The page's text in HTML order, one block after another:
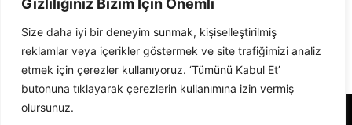
Gizliliğiniz Bizim İçin Önemli
Size daha iyi bir deneyim sunmak, kişiselleştirilmiş
reklamlar veya içerikler göstermek ve site trafiğimizi analiz
etmek için çerezler kullanıyoruz. ‘Tümünü Kabul Et’
butonuna tıklayarak çerezlerin kullanımına izin vermiş
olursunuz.
GAZETESI